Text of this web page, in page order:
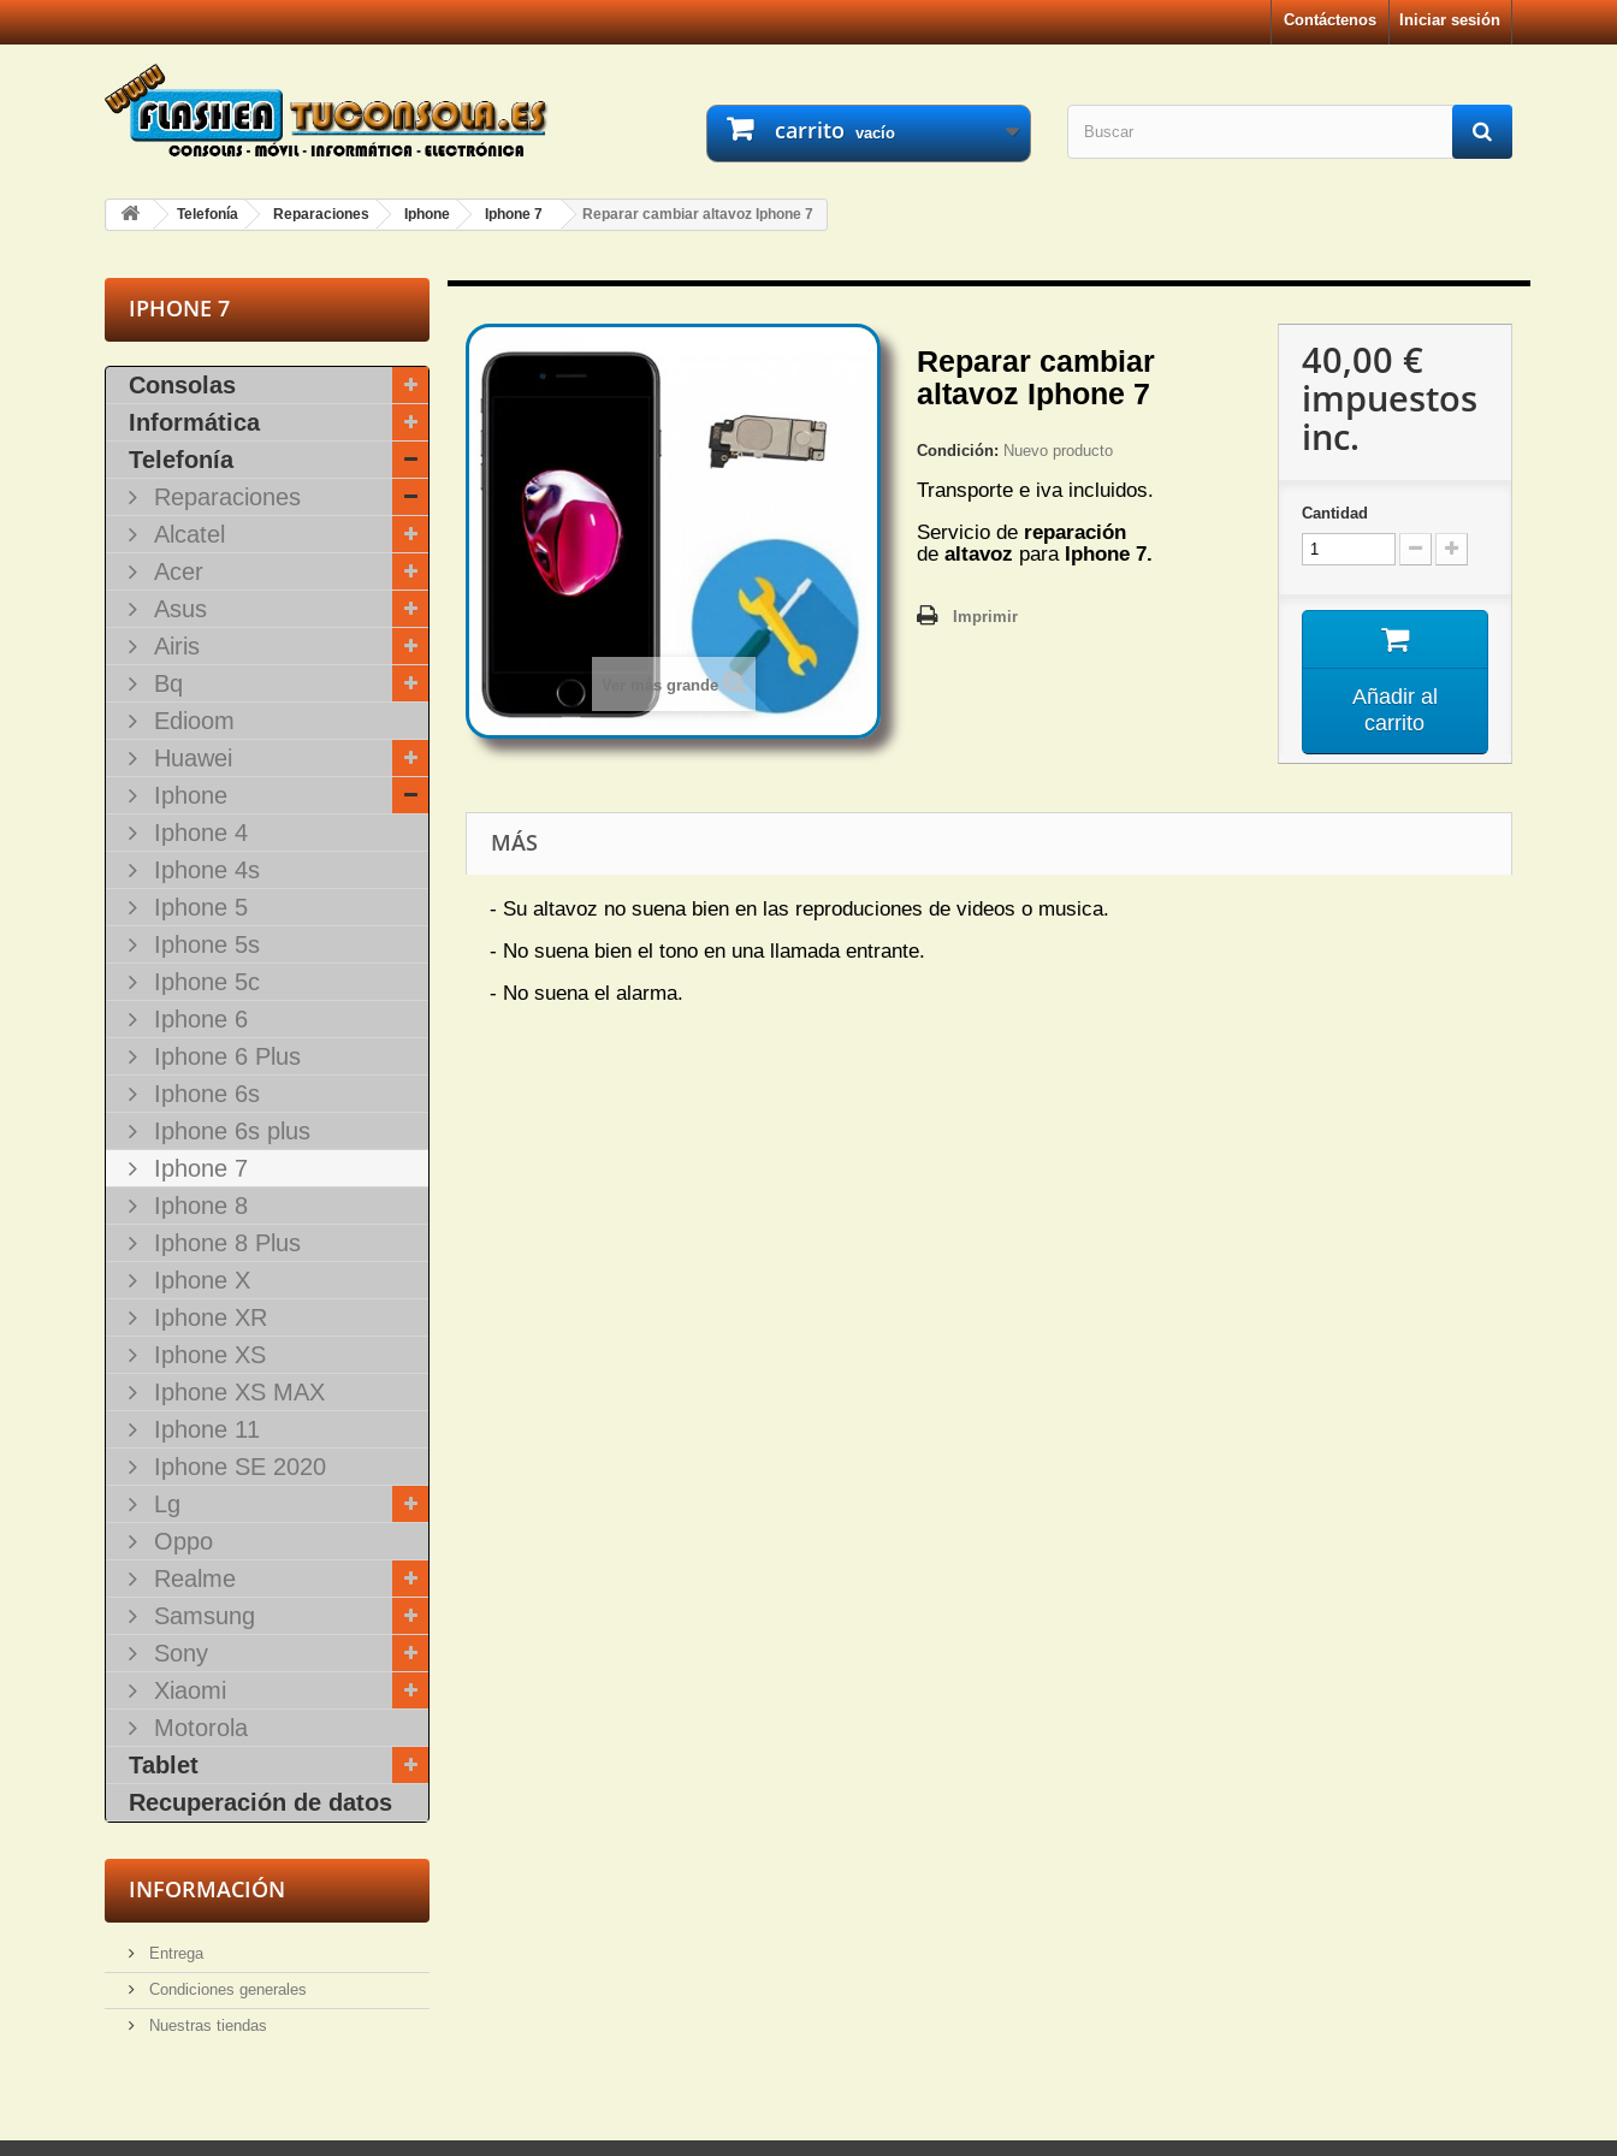
Iniciar sesión
Contáctenos
carrito vacío
Telefonía Reparaciones Iphone Iphone 7 Reparar cambiar altavoz Iphone 7
IPHONE 7
Consolas
Informática
Telefonía
Reparaciones
Alcatel
Acer
Asus
Airis
Bq
Edioom
Huawei
Iphone
Iphone 4
Iphone 4s
Iphone 5
Iphone 5s
Iphone 5c
Iphone 6
Iphone 6 Plus
Iphone 6s
Iphone 6s plus
Iphone 7
Iphone 8
Iphone 8 Plus
Iphone X
Iphone XR
Iphone XS
Iphone XS MAX
Iphone 11
Iphone SE 2020
Lg
Oppo
Realme
Samsung
Sony
Xiaomi
Motorola
Tablet
Recuperación de datos
INFORMACIÓN
Entrega
Condiciones generales
Nuestras tiendas
Ver más grande
Reparar cambiar
altavoz Iphone 7
Condición: Nuevo producto
Transporte e iva incluidos.
Servicio de reparación
de altavoz para Iphone 7.
Imprimir
40,00 €
impuestos
inc.
Cantidad
Añadir al
carrito
MÁS
- Su altavoz no suena bien en las reproduciones de videos o musica.
- No suena bien el tono en una llamada entrante.
- No suena el alarma.